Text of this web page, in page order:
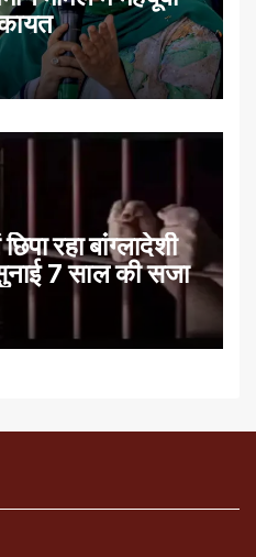
रहा बांग्लादेशी
7 साल की सजा